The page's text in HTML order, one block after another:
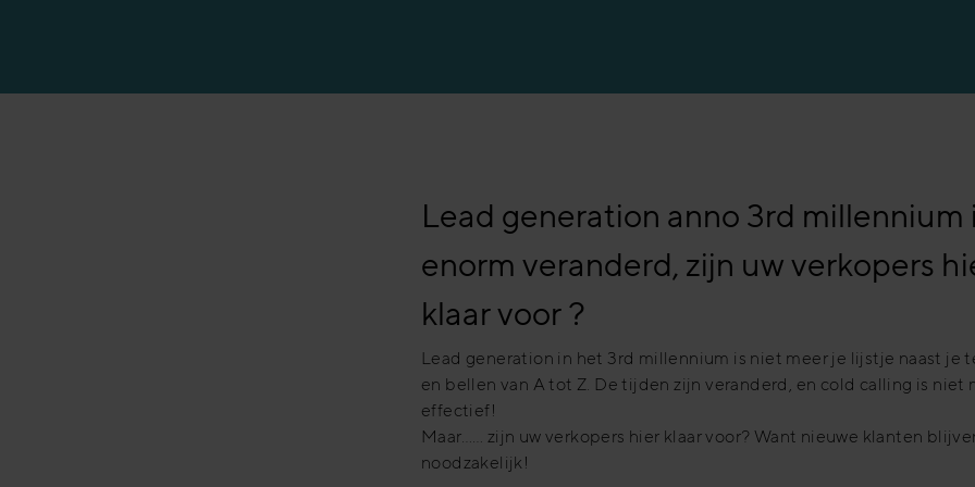
Lead generation anno 3rd millennium
enorm veranderd, zijn uw verkopers
klaar voor ?
Lead generation in het 3rd millennium is niet meer je lijstje naast je
en bellen van A tot Z. De tijden zijn veranderd, en cold calling is niet
effectief!
Maar…… zijn uw verkopers hier klaar voor? Want nieuwe klanten
noodzakelijk!